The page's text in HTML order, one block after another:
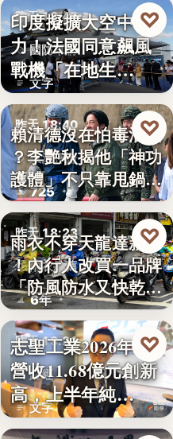
文字
昨天 18:45
國防軍購
文字
印度擬擴大空中戰
力！法國同意飆風
戰機「在地生
產」，機隊規…
♡
昨天 18:40
政治評論
725
賴清德沒在怕毒油案
？李艷秋揭他「神功
護體」不只靠甩鍋盧
秀…
♡
昨天 18:23
雨衣推薦
6年
雨衣不穿天龍達新牌
！內行人改買一品牌
「防風防水又快乾、
穿…
♡
昨天 18:21
財經
文字
志聖工業2026年7月
營收11.68億元創新
高，上半年純…
♡